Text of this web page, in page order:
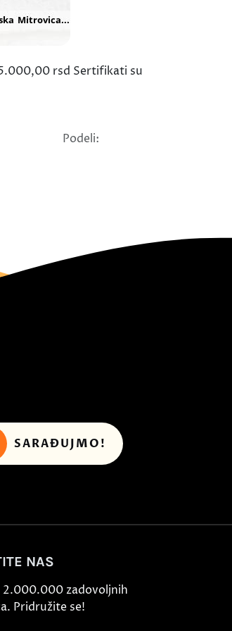
rsd Sertifikati su
Podeli:
SARAĐUJMO!
NAS
2.000.000 zadovoljnih
Pridružite se!